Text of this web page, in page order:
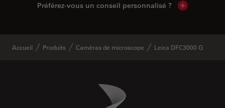
Préférez-vous un conseil personnalisé ? Show local
Accueil Produits Caméras de microscope Leica DFC3000 G
Danaher Logo